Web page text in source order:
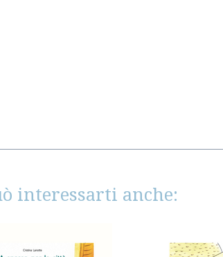
interessarti anche: